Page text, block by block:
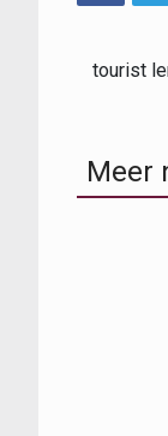
tourist
Meer